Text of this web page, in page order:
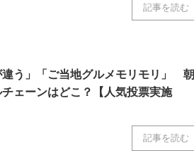
記事を読む
違う」「ご当地グルメモリモリ」 朝
ェーンはどこ？【人気投票実施
記事を読む